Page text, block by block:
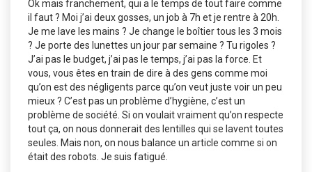
Ok mais franchement, qui a le temps de tout faire comme
il faut ? Moi j’ai deux gosses, un job à 7h et je rentre à 20h.
Je me lave les mains ? Je change le boîtier tous les 3 mois
? Je porte des lunettes un jour par semaine ? Tu rigoles ?
J’ai pas le budget, j’ai pas le temps, j’ai pas la force. Et
vous, vous êtes en train de dire à des gens comme moi
qu’on est des négligents parce qu’on veut juste voir un peu
mieux ? C’est pas un problème d’hygiène, c’est un
problème de société. Si on voulait vraiment qu’on respecte
tout ça, on nous donnerait des lentilles qui se lavent toutes
seules. Mais non, on nous balance un article comme si on
était des robots. Je suis fatigué.